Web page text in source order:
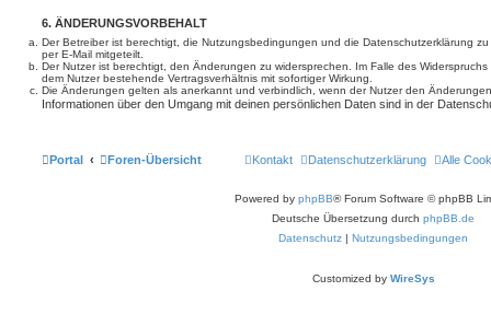
6. ÄNDERUNGSVORBEHALT
Der Betreiber ist berechtigt, die Nutzungsbedingungen und die Datenschutzerklärung
per E-Mail mitgeteilt.
Der Nutzer ist berechtigt, den Änderungen zu widersprechen. Im Falle des
dem Nutzer bestehende Vertragsverhältnis mit sofortiger Wirkung.
Die Änderungen gelten als anerkannt und verbindlich, wenn der Nutzer den
Informationen über den Umgang mit deinen persönlichen Daten sind in der
Portal Foren-Übersicht Alle
Datenschutzerklärung
Kontakt
Powered by phpBB® Forum Software © phpBB
Deutsche Übersetzung durch phpBB.de
Datenschutz | Nutzungsbedingungen
Customized by WireSys